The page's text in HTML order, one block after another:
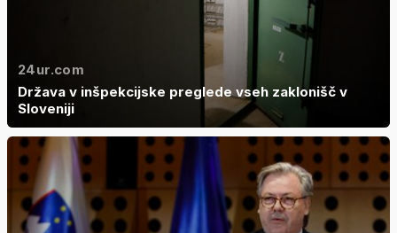
24ur.com
Država v inšpekcijske preglede vseh zaklonišč v
Sloveniji